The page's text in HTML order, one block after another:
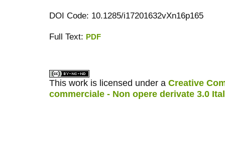
DOI Code: 10.1285/i17201632vXn16p165
Full Text: PDF
This work is licensed under a Creative
commerciale - Non opere derivate 3.0